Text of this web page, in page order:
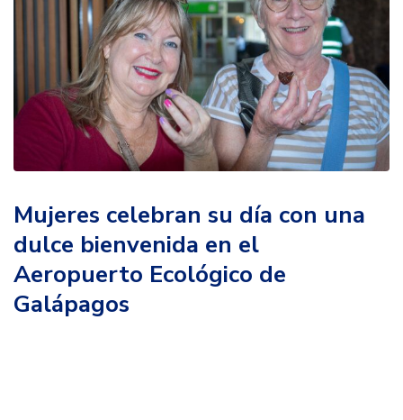
Mujeres celebran su día con una
dulce bienvenida en el
Aeropuerto Ecológico de
Galápagos